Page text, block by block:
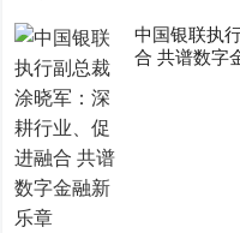
中国银联执
合 共谱数字